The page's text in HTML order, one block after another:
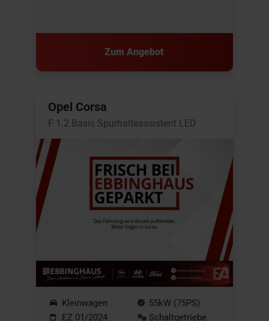
Zum Angebot
Opel Corsa
F 1.2 Basis Spurhalteassistent LED
Kleinwagen
EZ 01/2024
55kW (75PS)
Schaltgetriebe